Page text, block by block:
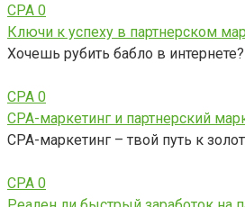
CPA 0
Ключи к успеху в партнерском
Хочешь рубить бабло в
CPA 0
CPA-маркетинг и партнерский
CPA-маркетинг – твой путь к
CPA 0